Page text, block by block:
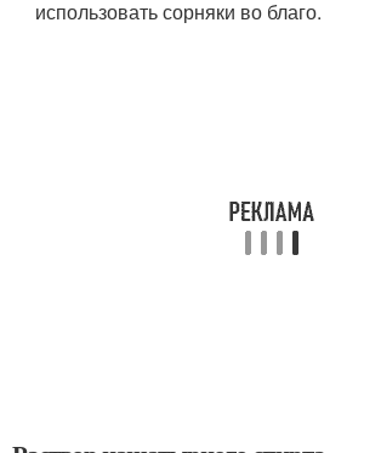
использовать сорняки во благо.